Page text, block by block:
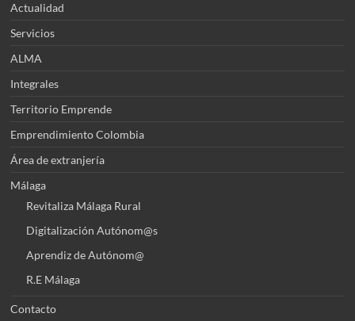
Actualidad
Servicios
ALMA
Integrales
Territorio Emprende
Emprendimiento Colombia
Área de extranjería
Málaga
Revitaliza Málaga Rural
Digitalización Autónom@s
Aprendiz de Autónom@
R.E Málaga
Contacto